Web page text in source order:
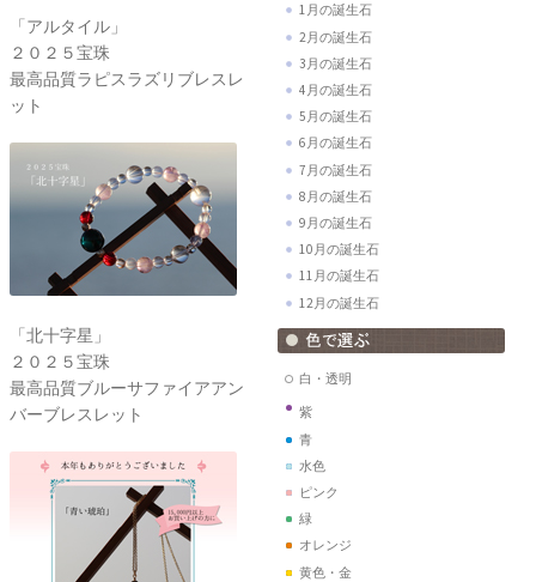
「アルタイル」
２０２５宝珠
最高品質ラピスラズリブレスレ
ット
「北十字星」
２０２５宝珠
最高品質ブルーサファイアアン
バーブレスレット
1月の誕生石
2月の誕生石
3月の誕生石
4月の誕生石
5月の誕生石
6月の誕生石
7月の誕生石
8月の誕生石
9月の誕生石
10月の誕生石
11月の誕生石
12月の誕生石
白・透明
紫
青
水色
ピンク
緑
オレンジ
黄色・金